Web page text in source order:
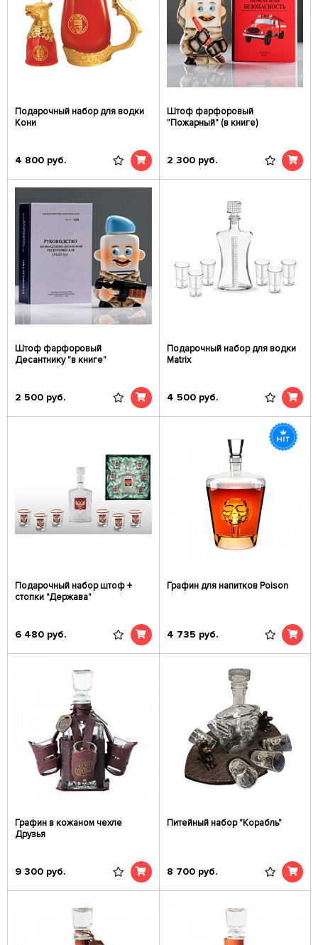
Подарочный набор для водки
Кони
4 800 руб.
Штоф фарфоровый
"Пожарный" (в книге)
2 300 руб.
Штоф фарфоровый
Десантнику "в книге"
2 500 руб.
Подарочный набор для водки
Matrix
4 500 руб.
Подарочный набор штоф +
стопки "Держава"
6 480 руб.
Графин для напитков Poison
4 735 руб.
Графин в кожаном чехле
Друзья
9 300 руб.
Питейный набор "Корабль"
8 700 руб.